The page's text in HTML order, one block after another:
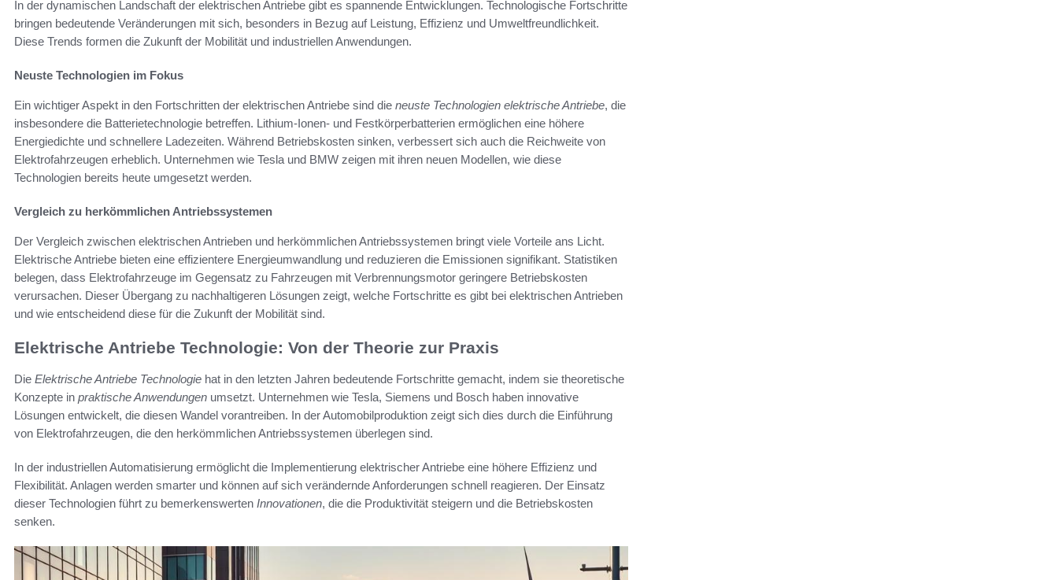
In der dynamischen Landschaft der elektrischen Antriebe gibt es spannende Entwicklungen. Technologische Fortschritte
bringen bedeutende Veränderungen mit sich, besonders in Bezug auf Leistung, Effizienz und Umweltfreundlichkeit.
Diese Trends formen die Zukunft der Mobilität und industriellen Anwendungen.
Neuste Technologien im Fokus
Ein wichtiger Aspekt in den Fortschritten der elektrischen Antriebe sind die neuste Technologien elektrische Antriebe, die
insbesondere die Batterietechnologie betreffen. Lithium-Ionen- und Festkörperbatterien ermöglichen eine höhere
Energiedichte und schnellere Ladezeiten. Während Betriebskosten sinken, verbessert sich auch die Reichweite von
Elektrofahrzeugen erheblich. Unternehmen wie Tesla und BMW zeigen mit ihren neuen Modellen, wie diese
Technologien bereits heute umgesetzt werden.
Vergleich zu herkömmlichen Antriebssystemen
Der Vergleich zwischen elektrischen Antrieben und herkömmlichen Antriebssystemen bringt viele Vorteile ans Licht.
Elektrische Antriebe bieten eine effizientere Energieumwandlung und reduzieren die Emissionen signifikant. Statistiken
belegen, dass Elektrofahrzeuge im Gegensatz zu Fahrzeugen mit Verbrennungsmotor geringere Betriebskosten
verursachen. Dieser Übergang zu nachhaltigeren Lösungen zeigt, welche Fortschritte es gibt bei elektrischen Antrieben
und wie entscheidend diese für die Zukunft der Mobilität sind.
Elektrische Antriebe Technologie: Von der Theorie zur Praxis
Die Elektrische Antriebe Technologie hat in den letzten Jahren bedeutende Fortschritte gemacht, indem sie theoretische
Konzepte in praktische Anwendungen umsetzt. Unternehmen wie Tesla, Siemens und Bosch haben innovative
Lösungen entwickelt, die diesen Wandel vorantreiben. In der Automobilproduktion zeigt sich dies durch die Einführung
von Elektrofahrzeugen, die den herkömmlichen Antriebssystemen überlegen sind.
In der industriellen Automatisierung ermöglicht die Implementierung elektrischer Antriebe eine höhere Effizienz und
Flexibilität. Anlagen werden smarter und können auf sich verändernde Anforderungen schnell reagieren. Der Einsatz
dieser Technologien führt zu bemerkenswerten Innovationen, die die Produktivität steigern und die Betriebskosten
senken.